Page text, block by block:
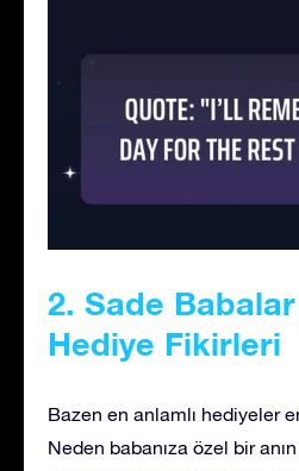
2. Sade
Hediye Fikirleri
Bazen en anlamlı hediyeler
Neden babanıza özel bir